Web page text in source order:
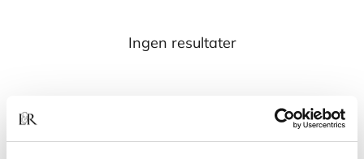
Ingen resultater